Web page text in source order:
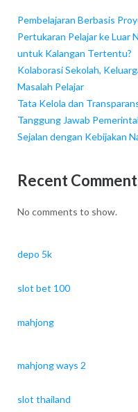
Pembelajaran Berbasis
Pertukaran Pelajar ke Luar
untuk Kalangan Tertentu?
Kolaborasi Sekolah,
Masalah Pelajar
Tata Kelola dan
Tanggung Jawab
Sejalan dengan Kebijakan
Recent
No comments to show.
depo 5k
slot bet 100
mahjong
mahjong ways 2
slot thailand